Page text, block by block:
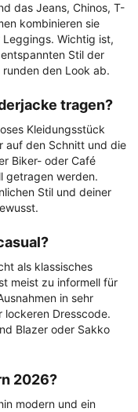
das Jeans, Chinos, T-
kombinieren sie
Wichtig ist,
Stil der
den Look ab.
tragen?
Kleidungsstück
auf den Schnitt und die
Biker- oder Café
getragen werden.
Stil und deiner
als klassisches
meist zu informell für
in sehr
lockeren Dresscode.
Blazer oder Sakko
2026?
modern und ein